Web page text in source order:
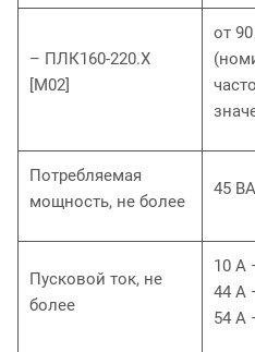
– ПЛК160-220.Х
[М02]
от
Потребляемая
мощность, не более
45 ВА
Пусковой ток, не
более
10 А
44 А
54 А